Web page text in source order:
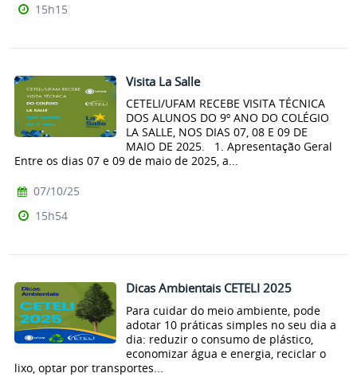
15h15
Visita La Salle
CETELI/UFAM RECEBE VISITA TÉCNICA
DOS ALUNOS DO 9º ANO DO COLÉGIO
LA SALLE, NOS DIAS 07, 08 E 09 DE
MAIO DE 2025. 1. Apresentação Geral
Entre os dias 07 e 09 de maio de 2025, a...
07/10/25
15h54
Dicas Ambientais CETELI 2025
Para cuidar do meio ambiente, pode
adotar 10 práticas simples no seu dia a
dia: reduzir o consumo de plástico,
economizar água e energia, reciclar o
lixo, optar por transportes...